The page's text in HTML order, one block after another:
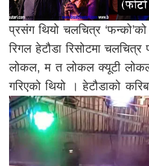
प्रसंग थियो चलचित्र
रिगल हेटौडा रिसोटमा
लोकल, म त लोकल क्यूटी
गरिएको थियो । हेटौडाको